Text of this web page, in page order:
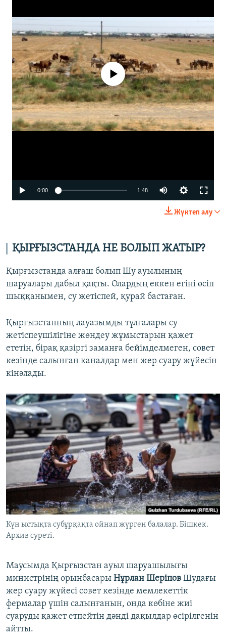
No media source currently available
0:00 1:48
240p
Жүктеп алу
ҚЫРҒЫЗСТАНДА НЕ БОЛЫП ЖАТЫР?
Қырғызстанда алғаш болып Шу ауылының
шаруалары дабыл қақты. Олардың еккен егіні өсіп
шыққанымен, су жетіспей, қурай бастаған.
Қырғызстанның лауазымды тұлғалары су
жетіспеушілігіне жөндеу жұмыстарын қажет
ететін, бірақ қазіргі заманға бейімделмеген, совет
кезінде салынған каналдар мен жер суару жүйесін
кінәлады.
Күн ыстықта субұрқақта ойнап жүрген балалар. Бішкек.
Архив суреті.
Маусымда Қырғызстан ауыл шаруашылығы
министрінің орынбасары Нұрлан Шеріпов Шудағы
жер суару жүйесі совет кезінде мемлекеттік
фермалар үшін салынғанын, онда көбіне жиі
суаруды қажет етпейтін дәнді дақылдар өсірілгенін
айтты.